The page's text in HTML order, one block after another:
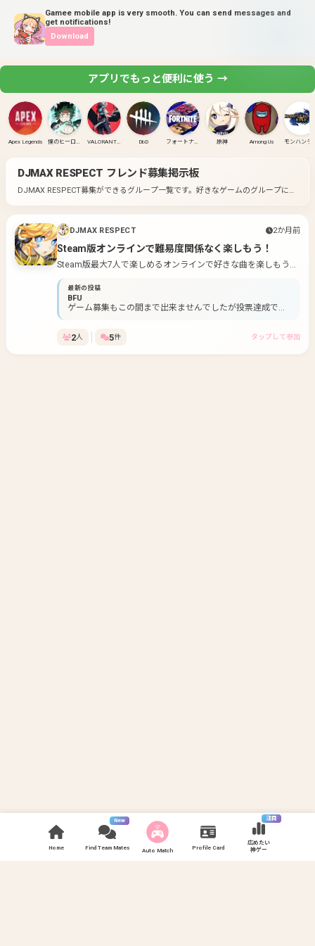
Gamee mobile app is very smooth. You can send messages and
get notifications!
Download
Home
New
Find Team Mates Auto Match Profile Card
注目
広めたい
神ゲー
アプリでもっと便利に使う →
Apex Legends 僕のヒーローアカデミア ULTRA RUMBLE VALORANT(PC) DbD フォートナイト 原神 Among Us
DJMAX RESPECT フレンド募集掲示板
DJMAX RESPECT募集ができるグループ一覧です。 好きなゲームのグループに入
DJMAX RESPECT 2か月前
Steam版オンラインで難易度関係なく楽しもう！
Steam版最大7人で楽しめるオンラインで好きな曲を楽しもう！
難易度も無理なく自分に合わせられるのも良いですね♫
最新の投稿
BFU
ゲーム募集もこの間まで出来ませんでしたが投票達成で出
2人 5件 タップして参加